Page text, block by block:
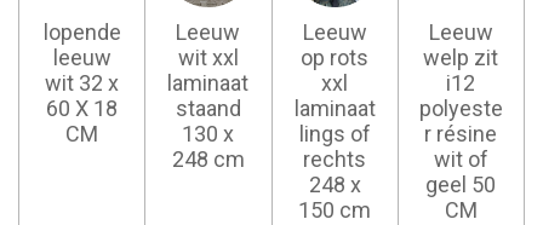
lopende
leeuw
wit 32 x
60 X 18
CM
Leeuw
wit xxl
laminaat
staand
130 x
248 cm
Leeuw
op rots
xxl
laminaat
lings of
rechts
248 x
150 cm
Leeuw
welp zit
i12
polyeste
r résine
wit of
geel 50
CM